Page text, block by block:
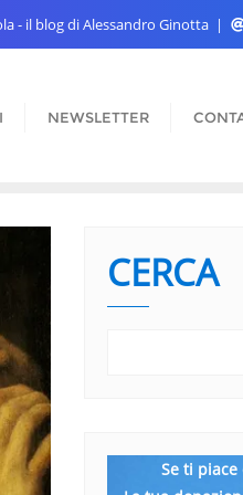
- il blog di Alessandro Ginotta
NEWSLETTER
CERCA
Se ti